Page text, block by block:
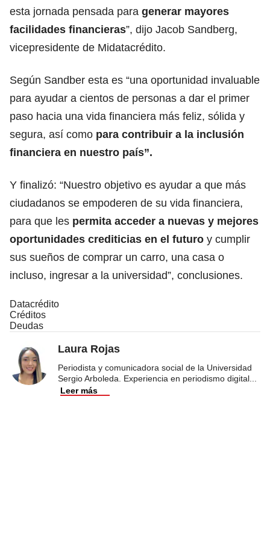
esta jornada pensada para generar mayores
facilidades financieras”, dijo Jacob Sandberg,
vicepresidente de Midatacrédito.
Según Sandber esta es “una oportunidad invaluable
para ayudar a cientos de personas a dar el primer
paso hacia una vida financiera más feliz, sólida y
segura, así como para contribuir a la inclusión
financiera en nuestro país”.
Y finalizó: “Nuestro objetivo es ayudar a que más
ciudadanos se empoderen de su vida financiera,
para que les permita acceder a nuevas y mejores
oportunidades crediticias en el futuro y cumplir
sus sueños de comprar un carro, una casa o
incluso, ingresar a la universidad”, conclusiones.
Datacrédito
Créditos
Deudas
Laura Rojas
Periodista y comunicadora social de la Universidad
Sergio Arboleda. Experiencia en periodismo digital
Leer más